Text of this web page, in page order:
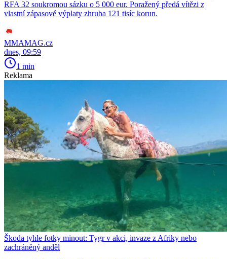
RFA 32 soukromou sázku o 5 000 eur. Poražený předá vítězi z
vlastní zápasové výplaty zhruba 121 tisíc korun.
MMAMAG.cz
dnes, 09:59
1 min
Reklama
Škoda tyhle fotky minout: Tygr v akci, invaze z Afriky nebo
zachráněný anděl